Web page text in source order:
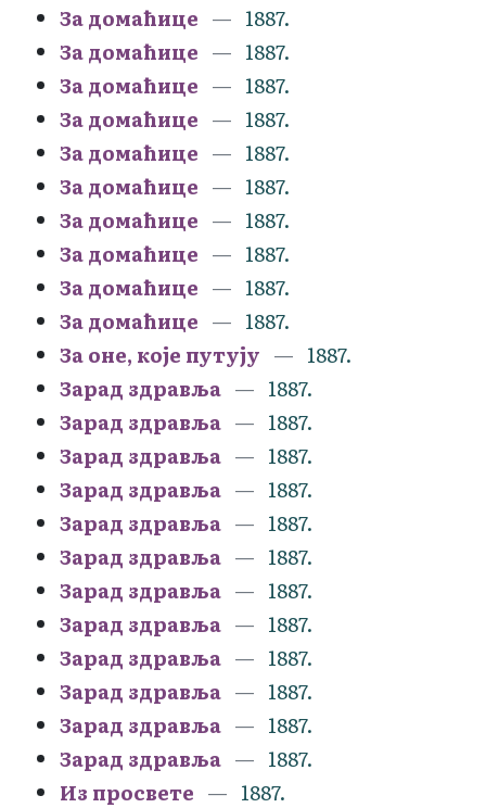
За домаћице
1887.
За домаћице
1887.
За домаћице
1887.
За домаћице
1887.
За домаћице
1887.
За домаћице
1887.
За домаћице
1887.
За домаћице
1887.
За домаћице
1887.
За домаћице
1887.
За оне, које путују
1887.
Зарад здравља
1887.
Зарад здравља
1887.
Зарад здравља
1887.
Зарад здравља
1887.
Зарад здравља
1887.
Зарад здравља
1887.
Зарад здравља
1887.
Зарад здравља
1887.
Зарад здравља
1887.
Зарад здравља
1887.
Зарад здравља
1887.
Зарад здравља
1887.
Из просвете
1887.